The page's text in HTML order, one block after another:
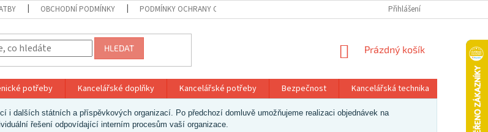
OBCHODNÍ PODMÍNKY PODMÍNKY OCHRANY OSOBNÍCH ÚDAJŮ Přihlášení
HLEDAT
NÁKUPNÍ
Prázdný košík
potřeby Kancelářské doplňky Kancelářské potřeby Bezpečnost Kancelářská technika Papír a
dalších státních a příspěvkových organizací. Po předchozí domluvě umožňujeme realizaci objednávek na
řešení odpovídající interním procesům vaší organizace.